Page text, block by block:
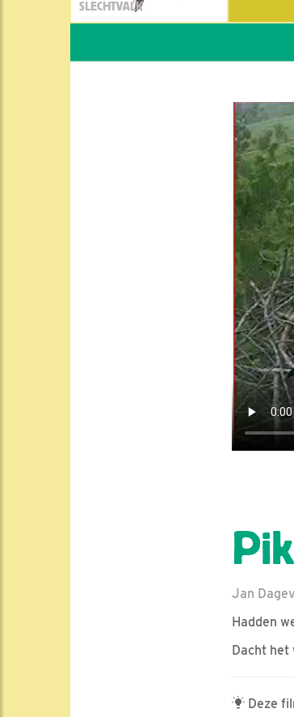
SLECHTVALK
Jan
Hadden
Dacht het
Deze